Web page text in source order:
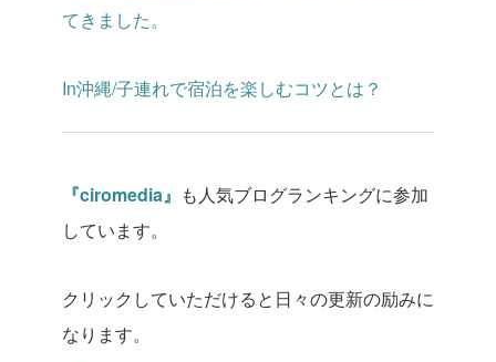
てきました。
In沖縄/子連れで宿泊を楽しむコツとは？
『ciromedia』 も人気ブログランキングに参加
しています。
クリックしていただけると日々の更新の励みに
なります。